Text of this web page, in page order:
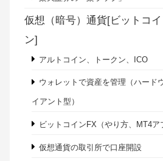
FOLIO、みずほ、カブドットコム
WealthNavi（ウェルスナビ）
マネックス証券の「マネラップ（
松井証券の「投信工房」
楽天証券の「楽ラップ」
仮想（暗号）通貨[ビットコ